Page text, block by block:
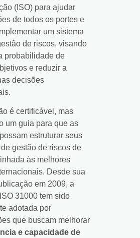
(ISO) para ajudar
de todos os portes e
um sistema
de riscos, visando
probabilidade de
e reduzir a
decisões
é certificável, mas
um guia para que as
estruturar seus
gestão de riscos de
às melhores
Desde sua
em 2009, a
31000 tem sido
adotada por
que buscam melhorar
e capacidade de